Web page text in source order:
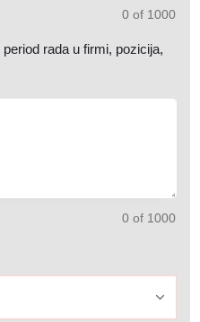
0 of 1000
rada u firmi, pozicija,
0 of 1000